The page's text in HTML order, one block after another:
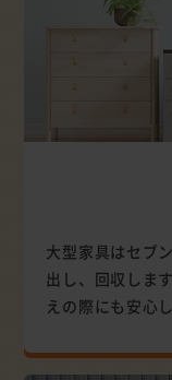
大型家具はセブ
出し、回収しま
えの際にも安心